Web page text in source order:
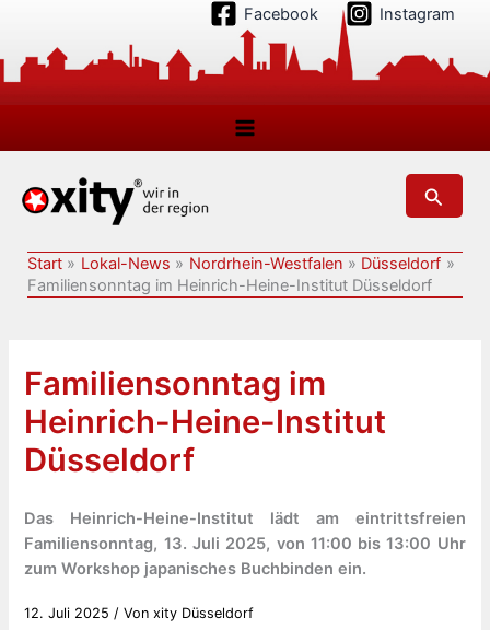
springen
Facebook Instagram
Suchen
Start Lokal-News Nordrhein-Westfalen
Düsseldorf
Familiensonntag im Heinrich-Heine-Institut Düsseldorf
Familiensonntag im
Heinrich-Heine-Institut
Düsseldorf
Das Heinrich-Heine-Institut lädt am eintrittsfreien
Familiensonntag, 13. Juli 2025, von 11:00 bis 13:00 Uhr
zum Workshop japanisches Buchbinden ein.
12. Juli 2025 / Vonxity Düsseldorf